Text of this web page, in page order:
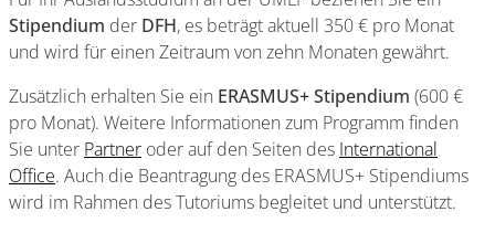
Stipendium der DFH, es beträgt aktuell 350 € pro Monat
und wird für einen Zeitraum von zehn Monaten gewährt.
Zusätzlich erhalten Sie ein ERASMUS+ Stipendium (600 €
pro Monat). Weitere Informationen zum Programm finden
Sie unter Partner oder auf den Seiten des International
Office. Auch die Beantragung des ERASMUS+ Stipendiums
wird im Rahmen des Tutoriums begleitet und unterstützt.